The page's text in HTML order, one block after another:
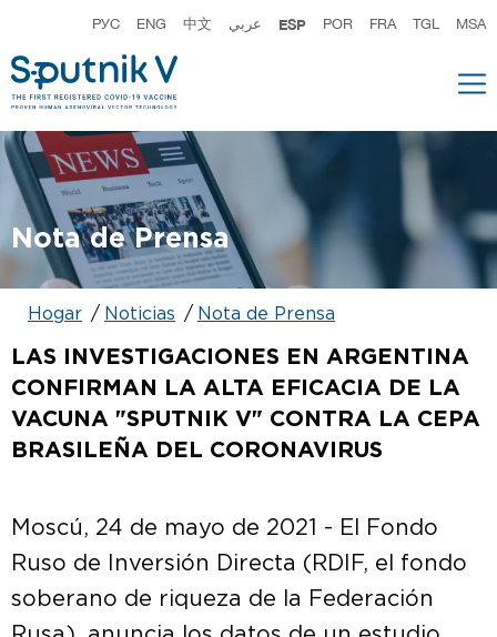
РУС ENG 中文 عربي ESP POR FRA TGL MSA
Nota de Prensa
Hogar Noticias Nota de Prensa
LAS INVESTIGACIONES EN ARGENTINA
CONFIRMAN LA ALTA EFICACIA DE LA
VACUNA "SPUTNIK V" CONTRA LA CEPA
BRASILEÑA DEL CORONAVIRUS
Moscú, 24 de mayo de 2021 - El Fondo
Ruso de Inversión Directa (RDIF, el fondo
soberano de riqueza de la Federación